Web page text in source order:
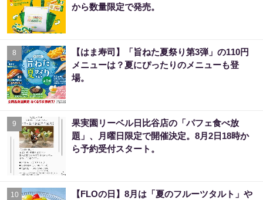
から数量限定で発売。
8
【はま寿司】「旨ねた夏祭り第3弾」の110円
メニューは？夏にぴったりのメニューも登
場。
9
果実園リーベル日比谷店の「パフェ食べ放
題」、月曜日限定で開催決定。8月2日18時か
ら予約受付スタート。
10
【FLOの日】8月は「夏のフルーツタルト」や